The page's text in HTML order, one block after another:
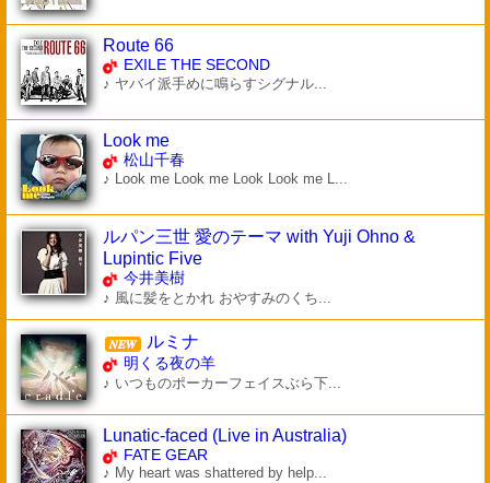
Route 66
EXILE THE SECOND
♪ ヤバイ派手めに鳴らすシグナル...
Look me
松山千春
♪ Look me Look me Look Look me L...
ルパン三世 愛のテーマ with Yuji Ohno &
Lupintic Five
今井美樹
♪ 風に髪をとかれ おやすみのくち...
ルミナ
明くる夜の羊
♪ いつものポーカーフェイスぶら下...
Lunatic-faced (Live in Australia)
FATE GEAR
♪ My heart was shattered by help...